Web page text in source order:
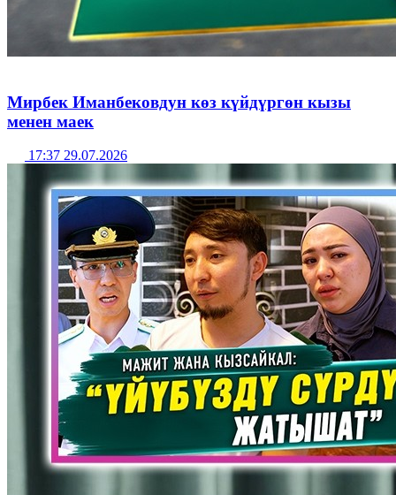
Мирбек Иманбековдун көз күйдүргөн кызы
менен маек
17:37 29.07.2026